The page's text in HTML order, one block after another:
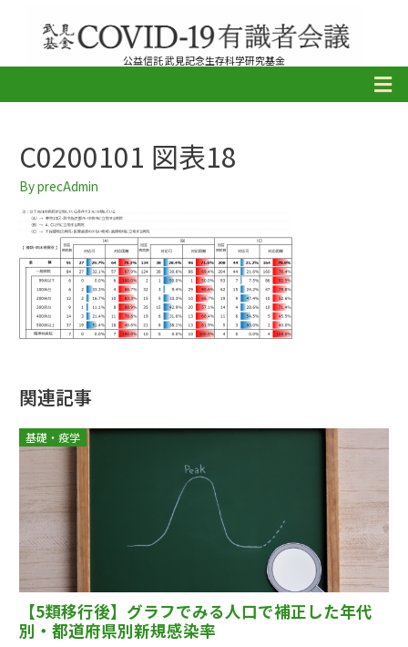
公益信託 武見記念生存科学研究基金
C0200101 図表18
ByprecAdmin
関連記事
基礎・疫学
【5類移行後】グラフでみる人口で補正した年代
別・都道府県別新規感染率